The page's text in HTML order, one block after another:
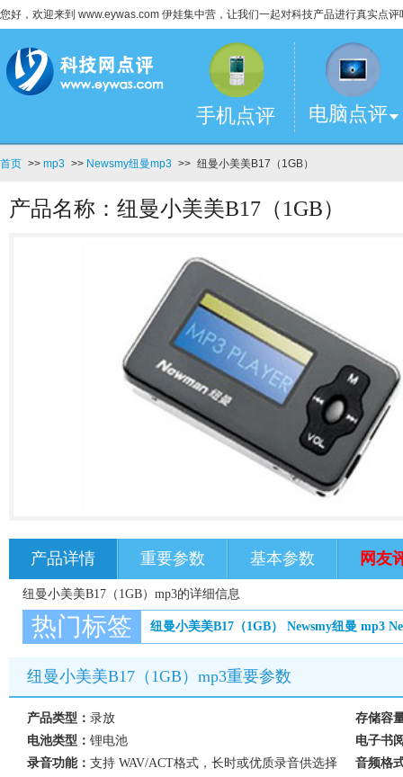
您好，欢迎来到 www.eywas.com 伊娃集中营，让我们一起对科技产品进行真实点评
手机点评 电脑点评
首页 >> mp3 >> Newsmy纽曼mp3 >> 纽曼小美美B17（1GB）
产品名称：纽曼小美美B17（1GB）
产品详情 重要参数 基本参数 网友
纽曼小美美B17（1GB）mp3的详细信息
热门标签 纽曼小美美B17（1GB） Newsmy纽曼 mp3
纽曼小美美B17（1GB）mp3重要参数
产品类型： 录放
存储容
电池类型： 锂电池
电子书
录音功能： 支持 WAV/ACT格式，长时或优质录音供选择
音频格